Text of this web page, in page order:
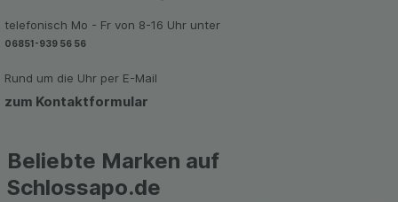
zu gestalten. Bitte beachten Sie, dass Daten
hierfür teilweise an Dritte wie z.B. Google oder
telefonisch Mo - Fr von 8-16 Uhr unter
06851-939 56 56
Rund um die Uhr per E-Mail
zum Kontaktformular
Beliebte Marken auf
Schlossapo.de